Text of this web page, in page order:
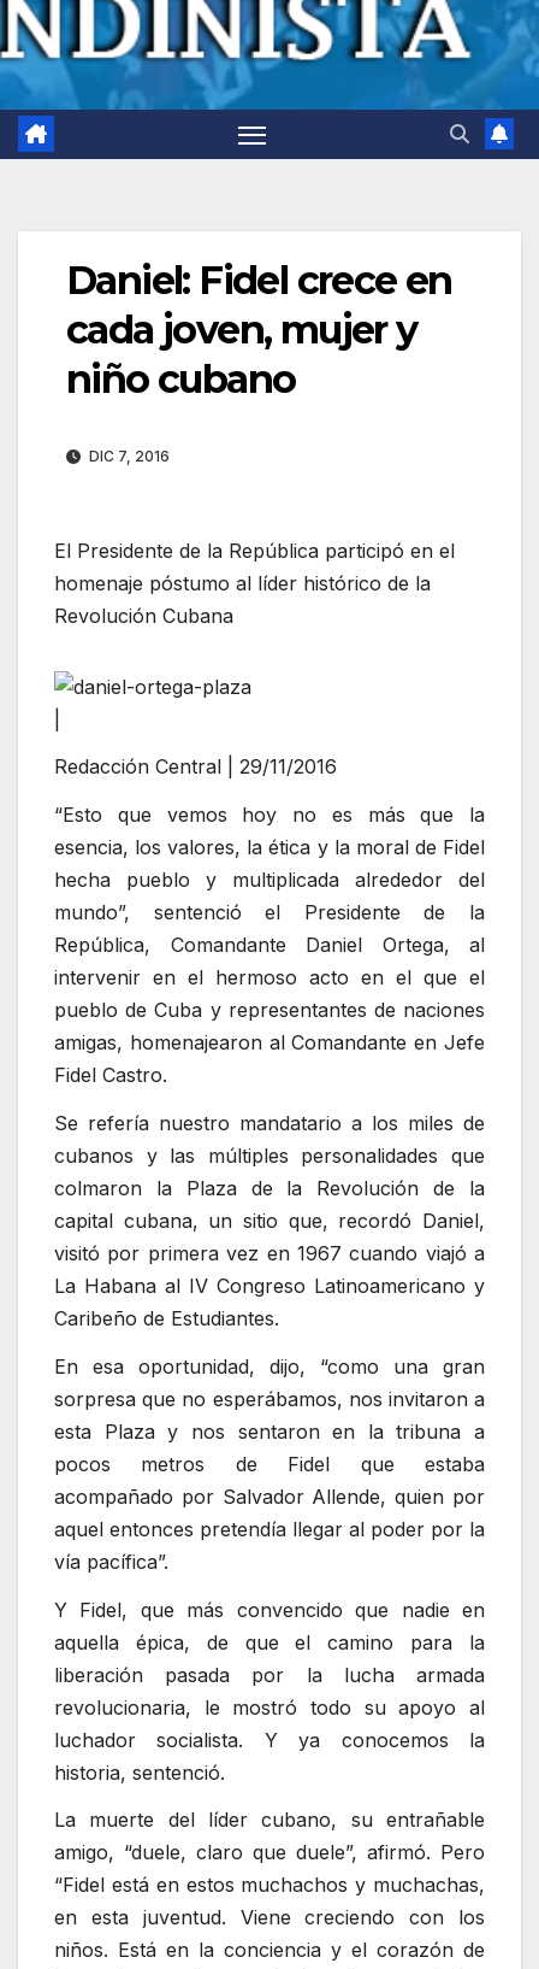
Daniel: Fidel crece en
cada joven, mujer y
niño cubano
DIC 7, 2016
El Presidente de la República participó en el
homenaje póstumo al líder histórico de la
Revolución Cubana
Redacción Central | 29/11/2016
“Esto que vemos hoy no es más que la
esencia, los valores, la ética y la moral de Fidel
hecha pueblo y multiplicada alrededor del
mundo”, sentenció el Presidente de la
República, Comandante Daniel Ortega, al
intervenir en el hermoso acto en el que el
pueblo de Cuba y representantes de naciones
amigas, homenajearon al Comandante en Jefe
Fidel Castro.
Se refería nuestro mandatario a los miles de
cubanos y las múltiples personalidades que
colmaron la Plaza de la Revolución de la
capital cubana, un sitio que, recordó Daniel,
visitó por primera vez en 1967 cuando viajó a
La Habana al IV Congreso Latinoamericano y
Caribeño de Estudiantes.
En esa oportunidad, dijo, “como una gran
sorpresa que no esperábamos, nos invitaron a
esta Plaza y nos sentaron en la tribuna a
pocos metros de Fidel que estaba
acompañado por Salvador Allende, quien por
aquel entonces pretendía llegar al poder por la
vía pacífica”.
Y Fidel, que más convencido que nadie en
aquella épica, de que el camino para la
liberación pasada por la lucha armada
revolucionaria, le mostró todo su apoyo al
luchador socialista. Y ya conocemos la
historia, sentenció.
La muerte del líder cubano, su entrañable
amigo, “duele, claro que duele”, afirmó. Pero
“Fidel está en estos muchachos y muchachas,
en esta juventud. Viene creciendo con los
niños. Está en la conciencia y el corazón de